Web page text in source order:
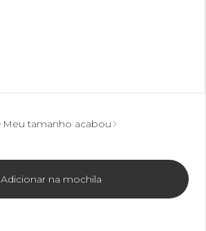
Meu tamanho acabou
Adicionar na mochila